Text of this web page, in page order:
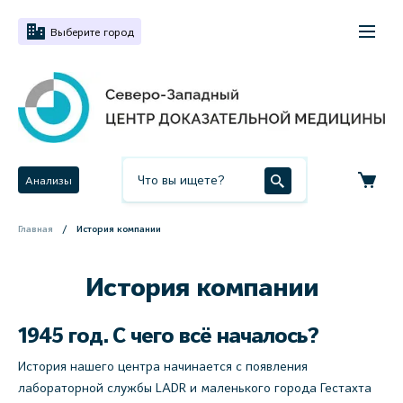
Выберите город
Анализы
Главная История компании
История компании
1945 год. С чего всё началось?
История нашего центра начинается с появления
лабораторной службы LADR и маленького города Гестахта